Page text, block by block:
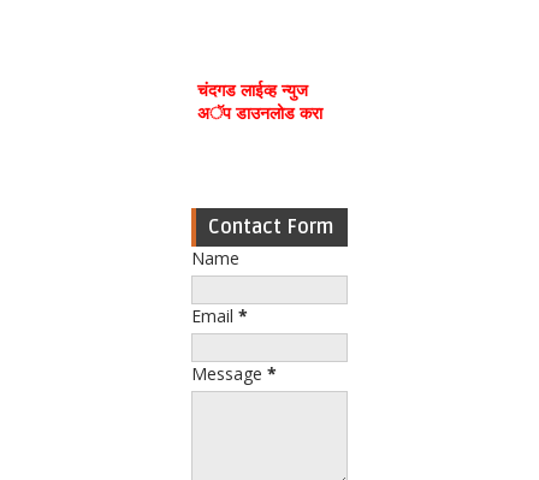
चंदगड लाईव्ह न्युज
अॅप डाउनलोड करा
Contact Form
Name
Email *
Message *